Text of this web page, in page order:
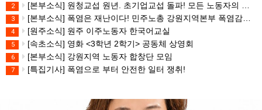
2 [본부소식] 원청교섭 원년. 초기업교섭 돌파! 모든 노동자의 노동기본권 쟁취! 민주노총 7.15 총파업대회
3 [본부소식] 폭염은 재난이다! 민주노총 강원지역본부 폭염감시단 선포 기자회견
4 [원주소식] 원주 이주노동자 한국어교실
5 [속초소식] 영화 <3학년 2학기> 공동체 상영회
6 [본부소식] 강원지역 노동자 합창단 모임
7 [특집기사] 폭염으로 부터 안전한 일터 쟁취!